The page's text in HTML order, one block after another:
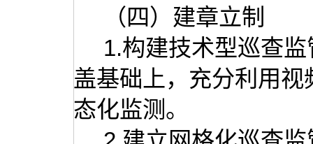
（四）建章立制
1.构建技术型巡查
盖基础上，充分利用
态化监测。